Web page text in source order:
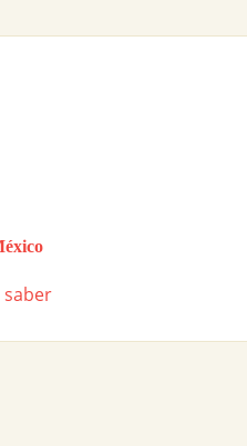
saber